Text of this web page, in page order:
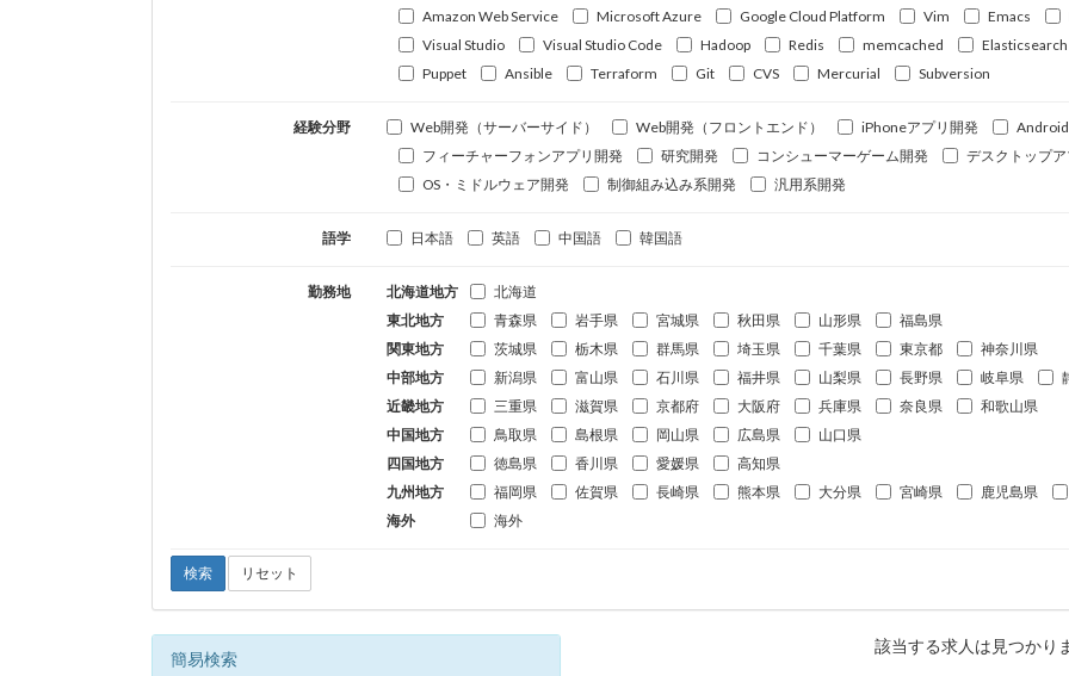
Amazon Web Service
Microsoft Azure Google Cloud Platform Vim Emacs
Visual Studio
Visual Studio Code Hadoop Redis memcached Elasticsearch
Puppet
Ansible Terraform Git CVS Mercurial Subversion
経験分野 Web開発（サーバーサイド） Web開発（フロントエンド） iPhoneアプリ開発
フィーチャーフォンアプリ開発
研究開発 コンシューマーゲーム開発
デスクトップ
OS・ミドルウェア開発
制御組み込み系開発 汎用系開発
語学 日本語 英語 中国語 韓国語
勤務地 北海道地方
北海道
東北地方
青森県 岩手県 宮城県 秋田県 山形県
福島県
関東地方
茨城県 栃木県 群馬県 埼玉県 千葉県 東京都
神奈川県
中部地方
新潟県 富山県 石川県 福井県 山梨県 長野県 岐阜県
近畿地方
三重県 滋賀県 京都府 大阪府 兵庫県 奈良県
和歌山県
中国地方
鳥取県 島根県 岡山県 広島県
山口県
四国地方
徳島県 香川県 愛媛県
高知県
九州地方
福岡県 佐賀県 長崎県 熊本県 大分県 宮崎県 鹿児島県
海外
海外
検索 リセット
簡易検索
該当する求人は見つかり